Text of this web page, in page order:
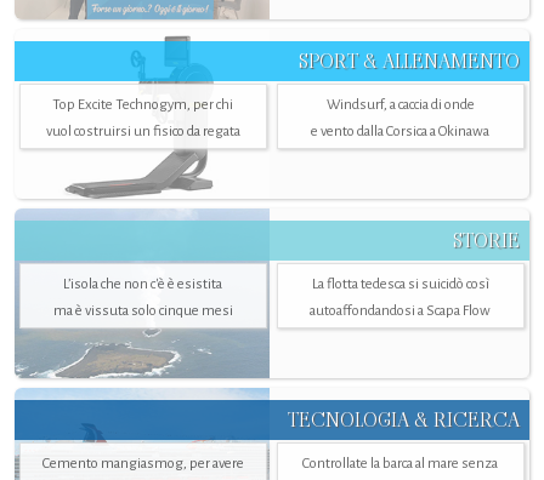
SPORT & ALLENAMENTO
Top Excite Technogym, per chi
vuol costruirsi un fisico da regata
Windsurf, a caccia di onde
e vento dalla Corsica a Okinawa
STORIE
L’isola che non c'è è esistita
ma è vissuta solo cinque mesi
La flotta tedesca si suicidò così
autoaffondandosi a Scapa Flow
TECNOLOGIA & RICERCA
Cemento mangiasmog, per avere
Controllate la barca al mare senza